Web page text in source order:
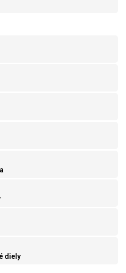
diely